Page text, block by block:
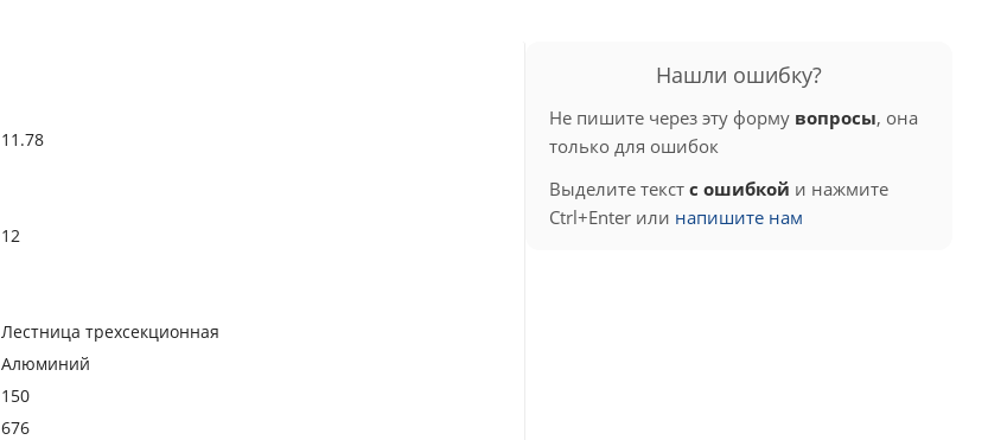
11.78
12
Лестница трехсекционная
Алюминий
150
676
Нашли ошибку?
Не пишите через эту форму вопросы, она
только для ошибок
Выделите текст с ошибкой и нажмите
Ctrl+Enter или напишите нам